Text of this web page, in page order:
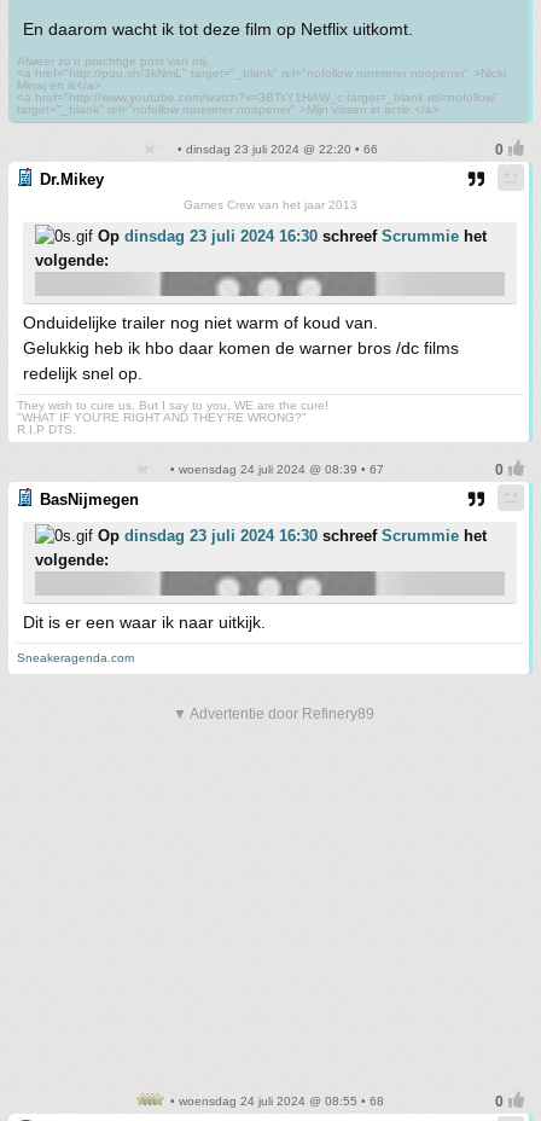
En daarom wacht ik tot deze film op Netflix uitkomt.
Alweer zo'n prachtige post van mij.
<a href="http://puu.sh/3kNmL" target="_blank" rel="nofollow norererer noopener" >Nicki
Minaj en ik</a>
<a href="http://www.youtube.com/watch?v=3BTsY1HAW_c target=_blank rel=nofollow"
target="_blank" rel="nofollow norererer noopener" >Mijn vissen in actie.</a>
• dinsdag 23 juli 2024 @ 22:20 • 66
Dr.Mikey
Games Crew van het jaar 2013
Op dinsdag 23 juli 2024 16:30 schreef Scrummie het
volgende:
Onduidelijke trailer nog niet warm of koud van.
Gelukkig heb ik hbo daar komen de warner bros /dc films
redelijk snel op.
They wish to cure us. But I say to you, WE are the cure!
"WHAT IF YOU'RE RIGHT AND THEY'RE WRONG?"
R.I.P DTS.
• woensdag 24 juli 2024 @ 08:39 • 67
BasNijmegen
Op dinsdag 23 juli 2024 16:30 schreef Scrummie het
volgende:
Dit is er een waar ik naar uitkijk.
Sneakeragenda.com
▼ Advertentie door Refinery89
• woensdag 24 juli 2024 @ 08:55 • 68